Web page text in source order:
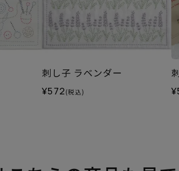
刺し子 ラベンダー
¥572(税込)